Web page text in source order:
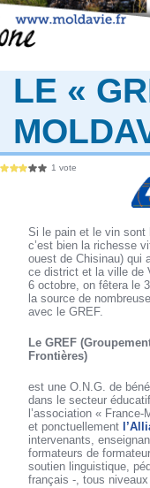
LE «
1 vote
Si le pain et le vin sont
c’est bien la richesse
ouest de Chisinau) qui
ce district et la ville de
6 octobre, on fêtera le
la source de
avec le GREF.
Le GREF
Frontières)
est une O.N.G. de
dans le secteur
l’association «
et ponctuellement
intervenants,
formateurs de
soutien linguistique,
français -, tous